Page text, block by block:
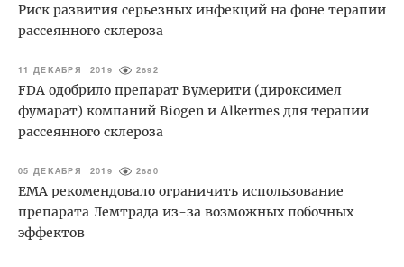
Риск развития серьезных инфекций на фоне терапии
рассеянного склероза
11 ДЕКАБРЯ 2019 2892
FDA одобрило препарат Вумерити (дироксимел
фумарат) компаний Biogen и Alkermes для терапии
рассеянного склероза
05 ДЕКАБРЯ 2019 2880
EMA рекомендовало ограничить использование
препарата Лемтрада из-за возможных побочных
эффектов